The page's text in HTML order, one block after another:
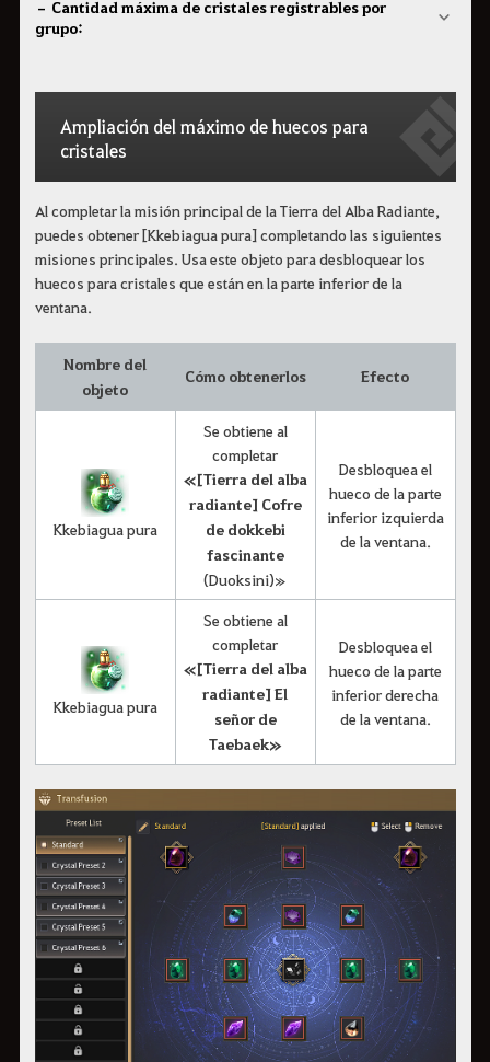
– Cantidad máxima de cristales registrables por
grupo:
Ampliación del máximo de huecos para
cristales
Al completar la misión principal de la Tierra del Alba Radiante,
puedes obtener [Kkebiagua pura] completando las siguientes
misiones principales. Usa este objeto para desbloquear los
huecos para cristales que están en la parte inferior de la
ventana.
Nombre del
objeto
Cómo obtenerlos Efecto
Kkebiagua pura
Se obtiene al
completar
«[Tierra del alba
radiante] Cofre
de dokkebi
fascinante
(Duoksini)»
Desbloquea el
hueco de la parte
inferior izquierda
de la ventana.
Kkebiagua pura
Se obtiene al
completar
«[Tierra del alba
radiante] El
señor de
Taebaek»
Desbloquea el
hueco de la parte
inferior derecha
de la ventana.